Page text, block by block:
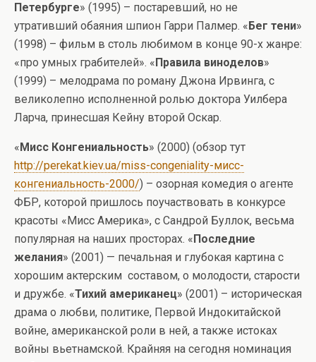
Петербурге» (1995) – постаревший, но не
утративший обаяния шпион Гарри Палмер. « Бег тени»
(1998) – фильм в столь любимом в конце 90-х жанре:
«про умных грабителей». « Правила виноделов»
(1999) – мелодрама по роману Джона Ирвинга, с
великолепно исполненной ролью доктора Уилбера
Ларча, принесшая Кейну второй Оскар.
« Мисс Конгениальность» (2000) (обзор тут
http://perekat.kiev.ua/miss-congeniality-мисс-
конгениальность-2000/) – озорная комедия о агенте
ФБР, которой пришлось поучаствовать в конкурсе
красоты «Мисс Америка», с Сандрой Буллок, весьма
популярная на наших просторах. « Последние
желания» (2001) — печальная и глубокая картина с
хорошим актерским составом, о молодости, старости
и дружбе. «Тихий американец» (2001) – историческая
драма о любви, политике, Первой Индокитайской
войне, американской роли в ней, а также истоках
войны вьетнамской. Крайняя на сегодня номинация